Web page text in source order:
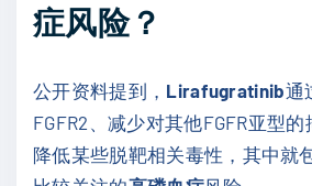
症风险？
公开资料提到， Lirafugratinib通
FGFR2、减少对其他FGFR亚型
降低某些脱靶相关毒性，其中就